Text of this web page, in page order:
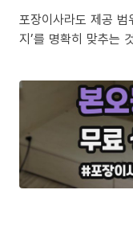
포장이사라도 제공 범
지’를 명확히 맞추는